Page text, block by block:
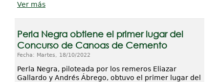
Ver más
Perla Negra obtiene el primer lugar del
Concurso de Canoas de Cemento
Fecha: Martes, 18/10/2022
Perla Negra, piloteada por los remeros Eliazar
Gallardo y Andrés Ábrego, obtuvo el primer lugar del